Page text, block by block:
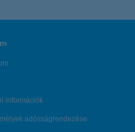
információk
adósságrendezése